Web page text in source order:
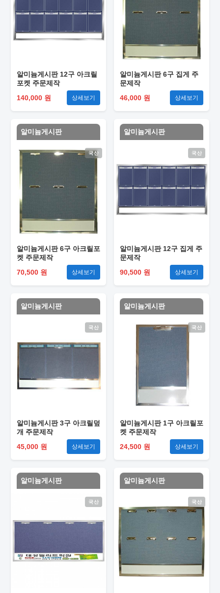
알미늄게시판 12구 아크릴
포켓 주문제작
140,000 원
상세보기
알미늄게시판 6구 집게 주
문제작
46,000 원
상세보기
알미늄게시판
국산
알미늄게시판 6구 아크릴포
켓 주문제작
70,500 원
상세보기
알미늄게시판
국산
알미늄게시판 12구 집게 주
문제작
90,500 원
상세보기
알미늄게시판
국산
알미늄게시판 3구 아크릴덮
개 주문제작
45,000 원
상세보기
알미늄게시판
국산
알미늄게시판 1구 아크릴포
켓 주문제작
24,500 원
상세보기
알미늄게시판
국산
알미늄게시판
국산